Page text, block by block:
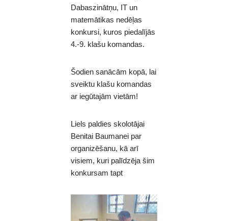
Dabaszinātņu, IT un
matemātikas nedēļas
konkursi, kuros piedalījās
4.-9. klašu komandas.
Šodien sanācām kopā, lai
sveiktu klašu komandas
ar iegūtajām vietām!
Liels paldies skolotājai
Benitai Baumanei par
organizēšanu, kā arī
visiem, kuri palīdzēja šim
konkursam tapt